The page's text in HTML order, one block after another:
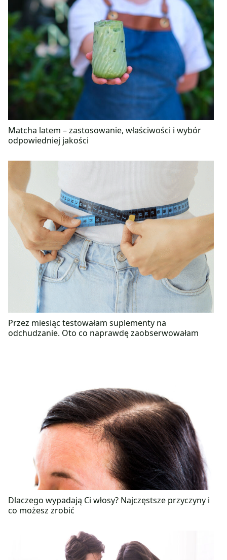
Matcha latem – zastosowanie, właściwości i wybór
odpowiedniej jakości
Przez miesiąc testowałam suplementy na
odchudzanie. Oto co naprawdę zaobserwowałam
Dlaczego wypadają Ci włosy? Najczęstsze przyczyny i
co możesz zrobić